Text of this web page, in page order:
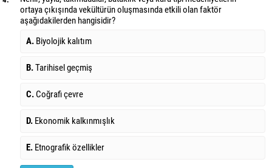
ortaya çıkışında vekültürün oluşmasında etkili olan faktör
aşağıdakilerden hangisidir?
A. Biyolojik kalıtım
B.Tarihisel geçmiş
C.Coğrafi çevre
D. Ekonomik kalkınmışlık
E. Etnografik özellikler